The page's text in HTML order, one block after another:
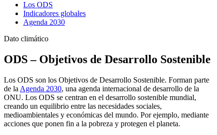
Los ODS
Indicadores globales
Agenda 2030
Dato climático
ODS – Objetivos de Desarrollo Sostenible
Los ODS son los Objetivos de Desarrollo Sostenible. Forman parte
de la Agenda 2030, una agenda internacional de desarrollo de la
ONU. Los ODS se centran en el desarrollo sostenible mundial,
creando un equilibrio entre las necesidades sociales,
medioambientales y económicas del mundo. Por ejemplo, mediante
acciones que ponen fin a la pobreza y protegen el planeta.